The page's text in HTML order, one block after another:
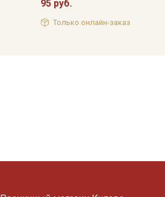
95 руб.
Только онлайн-заказ